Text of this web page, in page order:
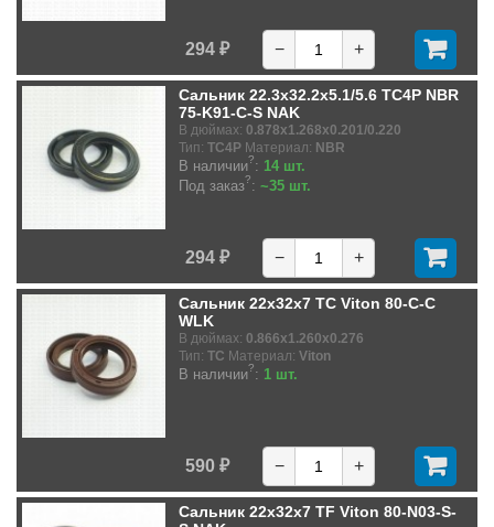
294 ₽ − +
Сальник 22.3x32.2x5.1/5.6 TC4P NBR
75-K91-C-S NAK
В дюймах: 0.878x1.268x0.201/0.220
Тип: TC4P Материал: NBR
В наличии?: 14 шт.
Под заказ?: ~35 шт.
294 ₽ − +
Сальник 22x32x7 TC Viton 80-C-C
WLK
В дюймах: 0.866x1.260x0.276
Тип: TC Материал: Viton
В наличии?: 1 шт.
590 ₽ − +
Сальник 22x32x7 TF Viton 80-N03-S-